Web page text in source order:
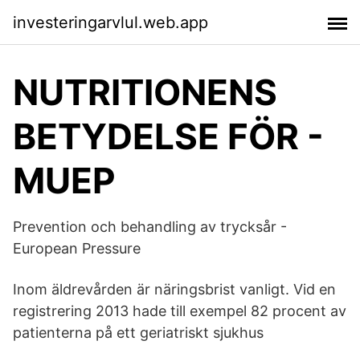
investeringarvlul.web.app
NUTRITIONENS
BETYDELSE FÖR -
MUEP
Prevention och behandling av trycksår -
European Pressure
Inom äldrevården är näringsbrist vanligt. Vid en
registrering 2013 hade till exempel 82 procent av
patienterna på ett geriatriskt sjukhus